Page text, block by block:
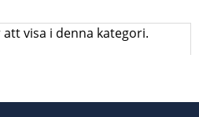
visa i denna kategori.